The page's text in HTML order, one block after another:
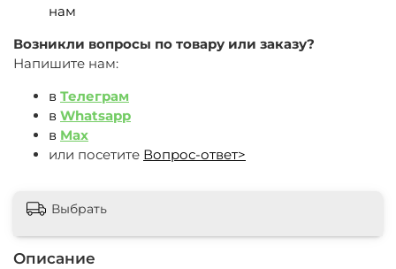
нам
Возникли вопросы по товару или заказу?
Напишите нам:
в Телеграм
в Whatsapp
в Max
или посетите Вопрос-ответ>
Описание
Выбрать